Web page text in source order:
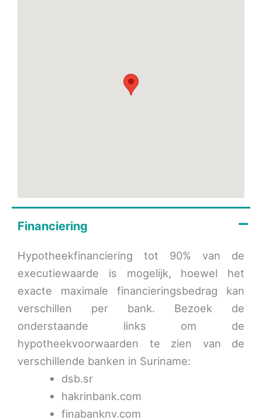
Financiering
Hypotheekfinanciering tot 90% van de
executiewaarde is mogelijk, hoewel het
exacte maximale financieringsbedrag kan
verschillen per bank. Bezoek de
onderstaande links om de
hypotheekvoorwaarden te zien van de
verschillende banken in Suriname:
dsb.sr
hakrinbank.com
finabanknv.com